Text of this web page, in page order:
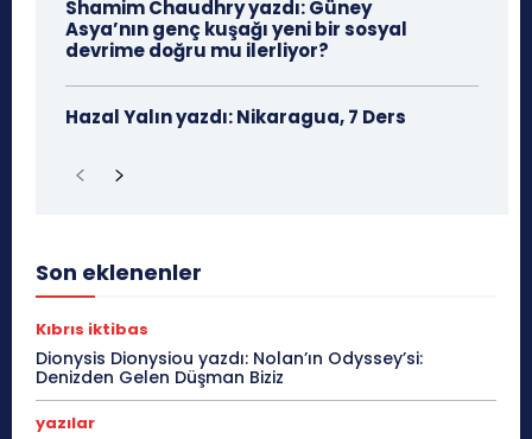
Shamim Chaudhry yazdı: Güney
Asya’nın genç kuşağı yeni bir sosyal
devrime doğru mu ilerliyor?
Hazal Yalın yazdı: Nikaragua, 7 Ders
Son eklenenler
Kıbrıs iktibas
Dionysis Dionysiou yazdı: Nolan’ın Odyssey’si:
Denizden Gelen Düşman Biziz
yazılar